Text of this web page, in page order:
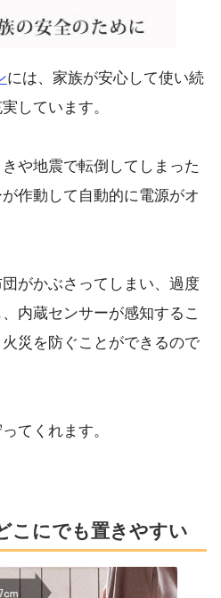
には、家族が安心して使い続
しています。
や地震で転倒してしまった
作動して自動的に電源がオ
がかぶさってしまい、過度
内蔵センサーが感知するこ
災を防ぐことができるので
てくれます。
こにでも置きやすい